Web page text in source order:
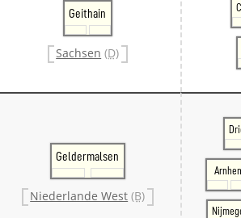
Geithain
Sachsen (D)
Geldermalsen
Niederlande West (B)